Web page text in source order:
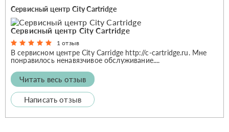
Сервисный центр City Cartridge
Сервисный центр City Cartridge
1 отзыв
В сервисном центре City Carridge http://c-cartridge.ru. Мне
понравилось ненавязчивое обслуживание....
Читать весь отзыв
Написать отзыв